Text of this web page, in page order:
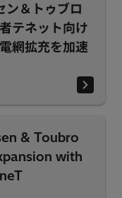
ン＆トゥブロ
テネット向け
網拡充を加速
& Toubro
with